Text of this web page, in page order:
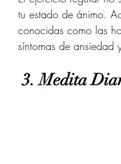
tu estado de ánimo.
conocidas como las
síntomas de ansiedad
3. Medita